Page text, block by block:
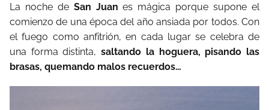
La noche de San Juan es mágica porque supone el
comienzo de una época del año ansiada por todos. Con
el fuego como anfitrión, en cada lugar se celebra de
una forma distinta,saltando la hoguera, pisando las
brasas, quemando malos recuerdos…